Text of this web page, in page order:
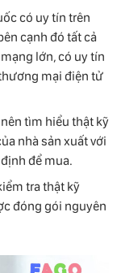
có uy tín trên
cạnh đó tất cả
lớn, có uy tín
mại điện tử
tìm hiểu thật kỹ
nhà sản xuất với
để mua.
tra thật kỹ
đóng gói nguyên